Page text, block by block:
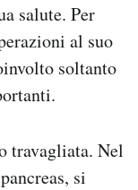
salute. Per
al suo
soltanto
travagliata. Nel
si